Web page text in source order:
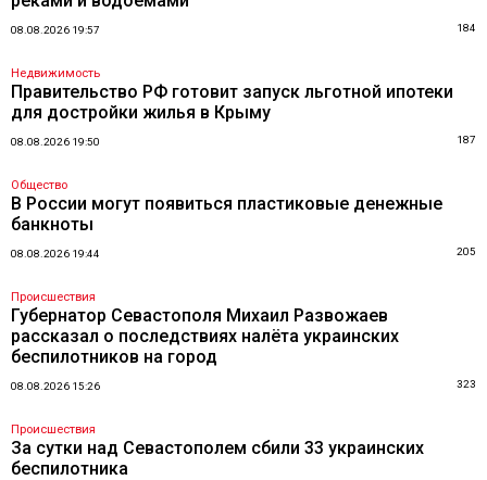
08.08.2026 19:57 184
Недвижимость
Правительство РФ готовит запуск льготной ипотеки
для достройки жилья в Крыму
08.08.2026 19:50 187
Общество
В России могут появиться пластиковые денежные
банкноты
08.08.2026 19:44 205
Происшествия
Губернатор Севастополя Михаил Развожаев
рассказал о последствиях налёта украинских
беспилотников на город
08.08.2026 15:26 323
Происшествия
За сутки над Севастополем сбили 33 украинских
беспилотника